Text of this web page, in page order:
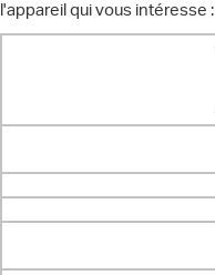
l'appareil qui vous intéresse :